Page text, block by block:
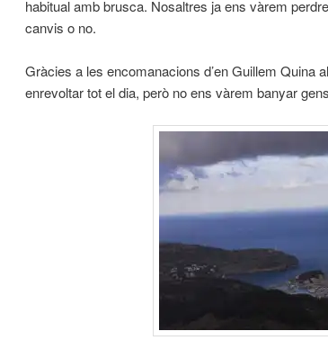
habitual amb brusca. Nosaltres ja ens vàrem
canvis o no.
Gràcies a les encomanacions d’en Guillem Quina
enrevoltar tot el dia, però no ens vàrem banyar